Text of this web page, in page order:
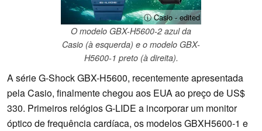
ⓘ Casio - edited
O modelo GBX-H5600-2 azul da
Casio (à esquerda) e o modelo GBX-
H5600-1 preto (à direita).
A série G-Shock GBX-H5600, recentemente apresentada
pela Casio, finalmente chegou aos EUA ao preço de US$
330. Primeiros relógios G-LIDE a incorporar um monitor
óptico de frequência cardíaca, os modelos GBXH5600-1 e